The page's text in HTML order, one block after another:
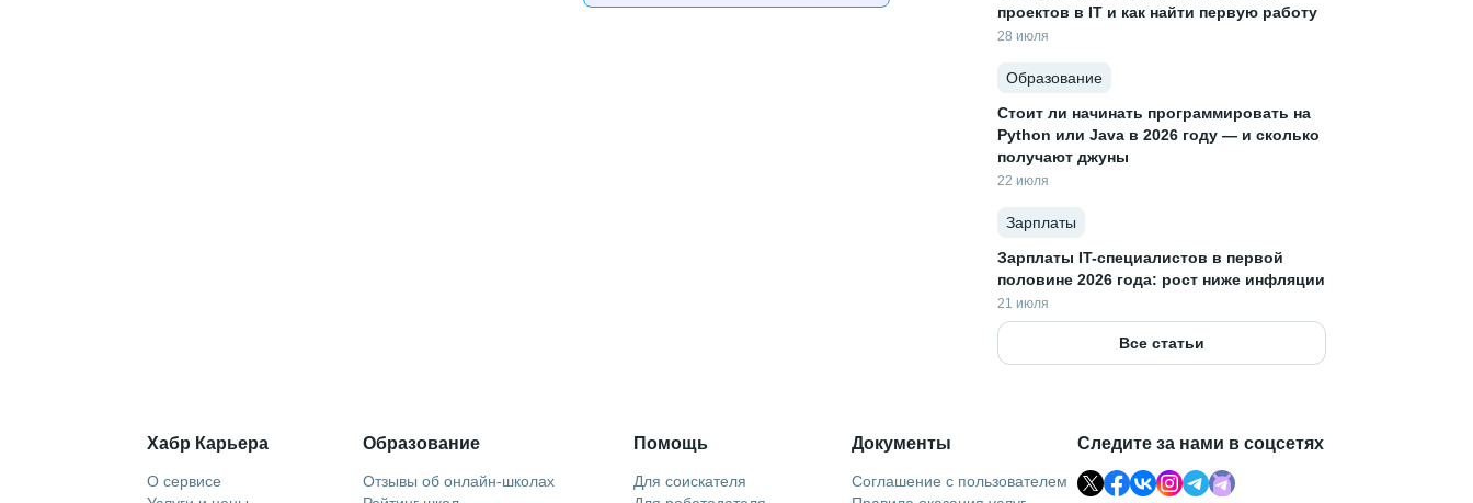
проектов в IT и как найти первую работу
28 июля
Образование
Стоит ли начинать программировать на
Python или Java в 2026 году — и сколько
получают джуны
22 июля
Зарплаты
Зарплаты IT-специалистов в первой
половине 2026 года: рост ниже инфляции
21 июля
Все статьи
Хабр Карьера
О сервисе
Образование
Отзывы об онлайн-школах
Помощь
Для соискателя
Документы
Соглашение с пользователем
Следите за нами в соцсетях